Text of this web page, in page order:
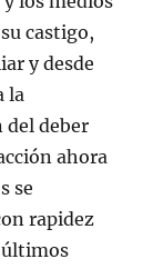
castigo,
y desde
la
deber
ahora
se
rapidez
últimos